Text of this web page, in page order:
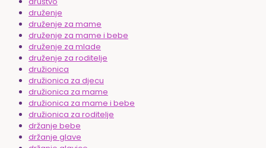
druženje
druženje za mame
druženje za mame i bebe
druženje za mlade
druženje za roditelje
družionica
družionica za djecu
družionica za mame
družionica za mame i bebe
družionica za roditelje
držanje bebe
držanje glave